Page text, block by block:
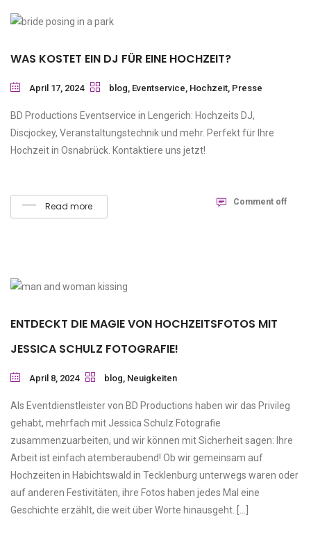
WAS KOSTET EIN DJ FÜR EINE HOCHZEIT?
April 17, 2024 blog, Eventservice, Hochzeit, Presse
BD Productions Eventservice in Lengerich: Hochzeits DJ,
Discjockey, Veranstaltungstechnik und mehr. Perfekt für Ihre
Hochzeit in Osnabrück. Kontaktiere uns jetzt!
Read more Comment off
ENTDECKT DIE MAGIE VON HOCHZEITSFOTOS MIT
JESSICA SCHULZ FOTOGRAFIE!
April 8, 2024 blog, Neuigkeiten
Als Eventdienstleister von BD Productions haben wir das Privileg
gehabt, mehrfach mit Jessica Schulz Fotografie
zusammenzuarbeiten, und wir können mit Sicherheit sagen: Ihre
Arbeit ist einfach atemberaubend! Ob wir gemeinsam auf
Hochzeiten in Habichtswald in Tecklenburg unterwegs waren oder
auf anderen Festivitäten, ihre Fotos haben jedes Mal eine
Geschichte erzählt, die weit über Worte hinausgeht. […]